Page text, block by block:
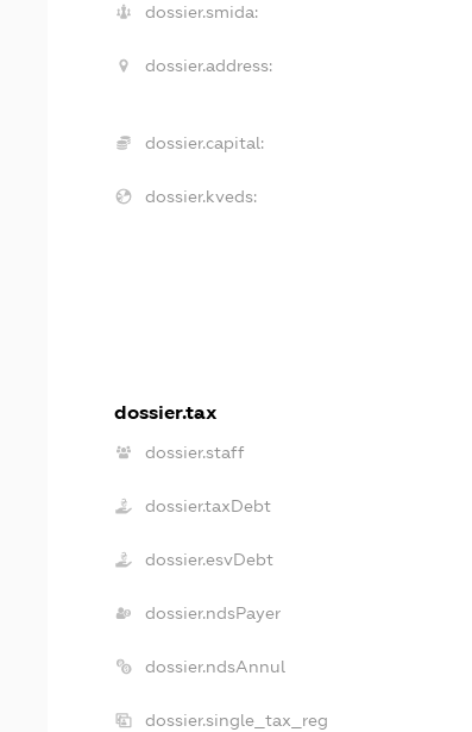
dossier.smida:
dossier.address:
dossier.capital:
dossier.kveds:
dossier.tax
dossier.staff
dossier.taxDebt
dossier.esvDebt
dossier.ndsPayer
dossier.ndsAnnul
dossier.single_tax_reg